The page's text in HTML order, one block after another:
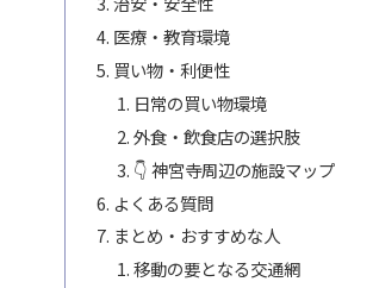
医療・教育環境
買い物・利便性
日常の買い物環境
外食・飲食店の選択肢
👇 神宮寺周辺の施設マップ
よくある質問
まとめ・おすすめな人
移動の要となる交通網